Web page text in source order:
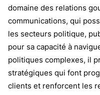
domaine des relations
communications, qui
les secteurs politique,
pour sa capacité à
politiques complexes, il
stratégiques qui font
clients et renforcent les